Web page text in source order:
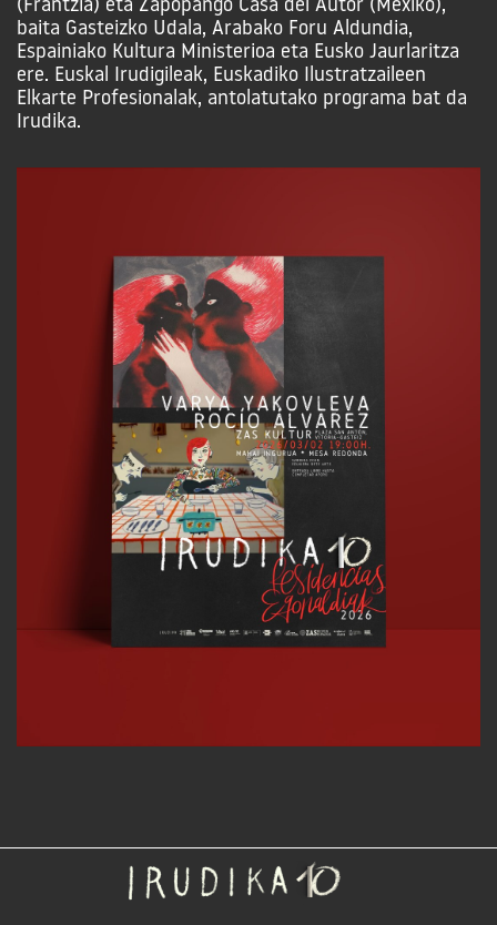
(Frantzia) eta Zapopango Casa del Autor (Mexiko),
baita Gasteizko Udala, Arabako Foru Aldundia,
Espainiako Kultura Ministerioa eta Eusko Jaurlaritza
ere. Euskal Irudigileak, Euskadiko Ilustratzaileen
Elkarte Profesionalak, antolatutako programa bat da
Irudika.